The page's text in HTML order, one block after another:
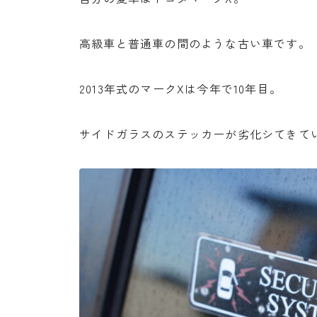
高級車と普通車の間のような古い車です。
2013年式のマークXは今年で10年目。
サイドガラスのステッカーが劣化シてきて